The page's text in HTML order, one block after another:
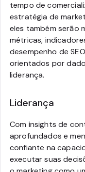
tempo de
estratégia de
eles também serão
métricas,
desempenho de
orientados por
liderança.
Liderança
Com insights de
aprofundados e
confiante na
executar suas